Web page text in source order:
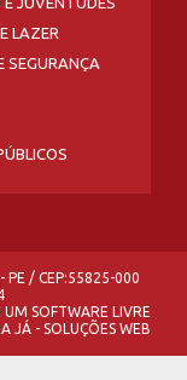
LAZER
SEGURANÇA
PE / CEP:55825-000
SOFTWARE LIVRE
JÁ - SOLUÇÕES WEB